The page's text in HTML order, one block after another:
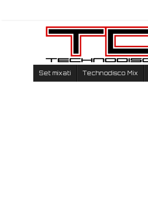
Set mixati Technodisco Mix